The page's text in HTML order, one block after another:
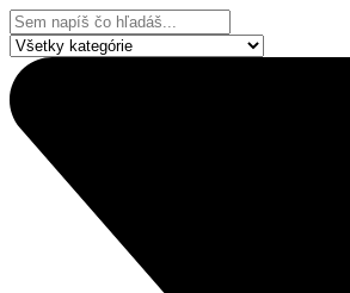
Preskočiť
na
obsah
Search
...